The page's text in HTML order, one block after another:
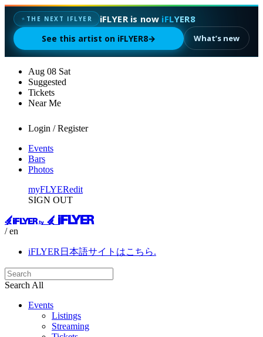
✦ THE NEXT IFLYER iFLYER is now iFLYER8
See this artist on iFLYER8→ What’s new
Aug 08 Sat
Suggested
Tickets
Near Me
Login / Register
Events
Bars
Photos
myFLYERedit
SIGN OUT
/ en
iFLYER日本語サイトはこちら.
Search All
Events
Listings
Streaming